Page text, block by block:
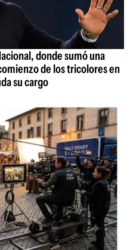
donde sumó una
de los tricolores en
su cargo